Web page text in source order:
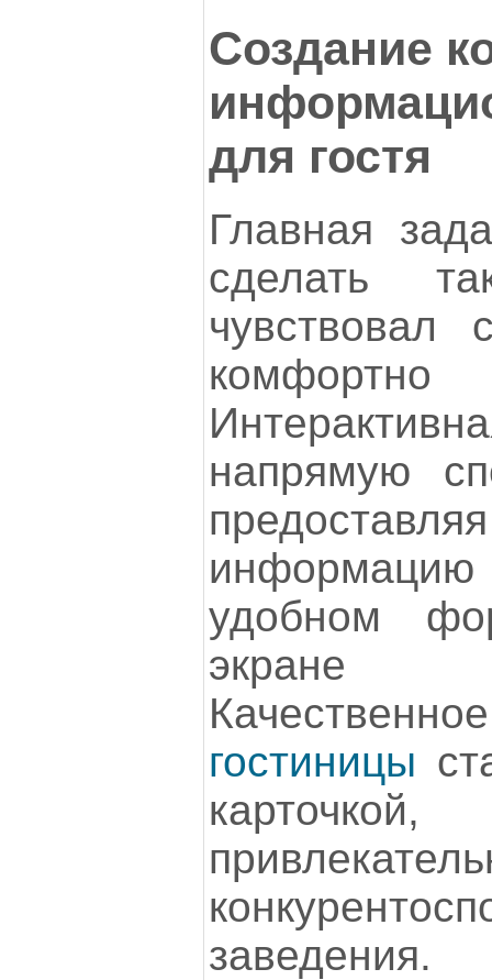
Создание
для гостя
Главная
сделать
чувствовал
напрямую
удобном
экране
гостиницы
заведения.